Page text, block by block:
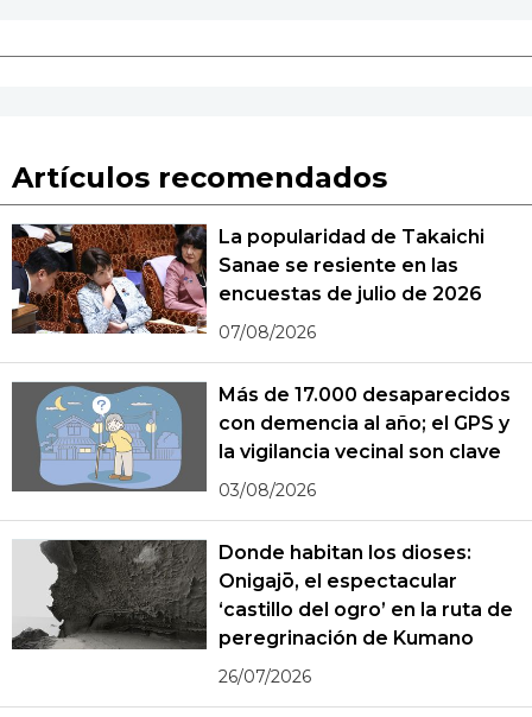
Artículos recomendados
La popularidad de Takaichi
Sanae se resiente en las
encuestas de julio de 2026
07/08/2026
Más de 17.000 desaparecidos
con demencia al año; el GPS y
la vigilancia vecinal son clave
03/08/2026
Donde habitan los dioses:
Onigajō, el espectacular
‘castillo del ogro’ en la ruta de
peregrinación de Kumano
26/07/2026